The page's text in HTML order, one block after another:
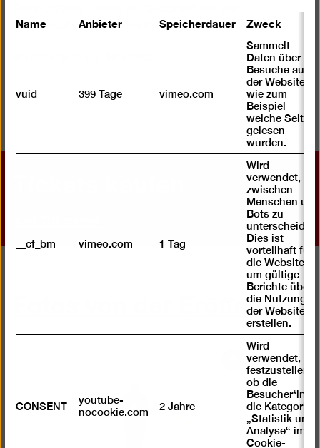
Wissenschaftshistorikerin Giulia Rispoli enthält.
Fotos von der Eröffnung
Bild
einer
Lightbox
öffnen
Name Anbieter Speicherdauer Zweck
vuid 399 Tage vimeo.com
Sammelt
Daten über
Besuche auf
der Website,
wie zum
Beispiel
welche Seiten
gelesen
wurden.
__cf_bm vimeo.com 1 Tag
Wird
verwendet, um
zwischen
Menschen und
Bots zu
unterscheiden.
Dies ist
vorteilhaft für
die Website,
um gültige
Berichte über
die Nutzung
der Website zu
erstellen.
CONSENT
youtube-
nocookie.com
2 Jahre
Wird
verwendet, um
festzustellen ,
ob die
Besucher*in
die Kategorie
„Statistik und
Analyse“ im
Cookie-